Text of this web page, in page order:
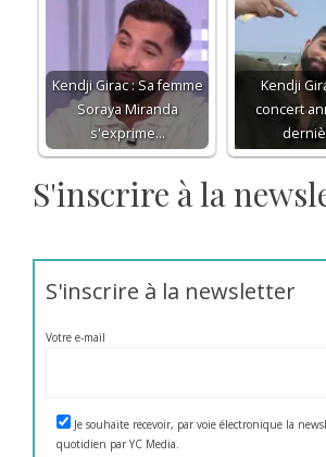
Kendji Girac : Sa femme
Soraya Miranda
s'exprime…
Kendji
concert
S'inscrire à la
S'inscrire à la newsletter
Votre e-mail
Je souhaite recevoir, par voie électronique la
quotidien par YC Media.